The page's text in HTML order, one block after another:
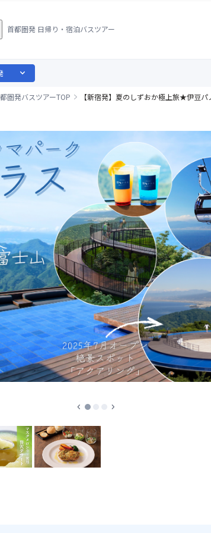
首都圏発 日帰り・宿泊バスツアー
expand_more
圏発バスツアーTOP 【新宿発】夏のしずおか極上旅★伊豆
chevron_left chevron_right